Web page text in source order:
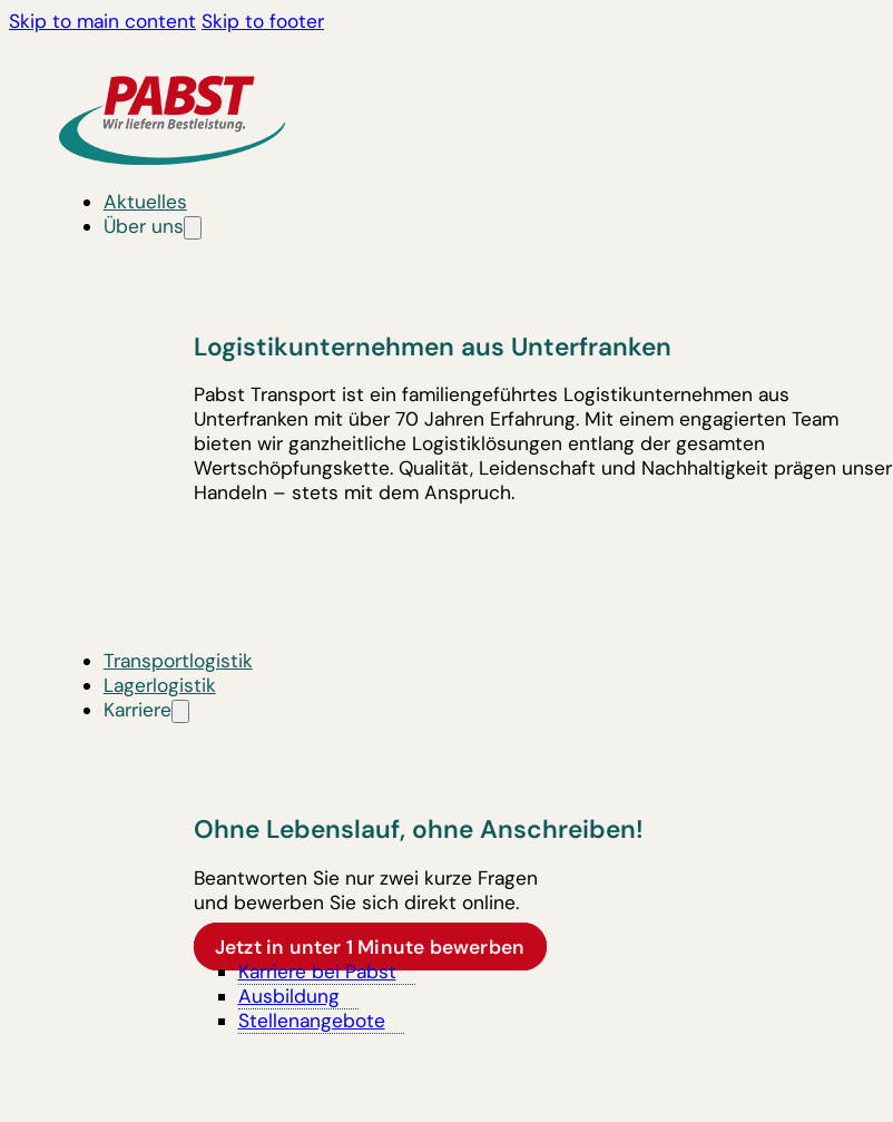
Skip to main content Skip to footer
Aktuelles
Über uns
Logistikunternehmen aus Unterfranken
Pabst Transport ist ein familiengeführtes Logistikunternehmen aus
Unterfranken mit über 70 Jahren Erfahrung. Mit einem engagierten Team
bieten wir ganzheitliche Logistiklösungen entlang der gesamten
Wertschöpfungskette. Qualität, Leidenschaft und Nachhaltigkeit prägen unser
Handeln – stets mit dem Anspruch.
Transportlogistik
Lagerlogistik
Karriere
Ohne Lebenslauf, ohne Anschreiben!
Beantworten Sie nur zwei kurze Fragen
und bewerben Sie sich direkt online.
Jetzt in unter 1 Minute bewerben
Karriere bei Pabst
Ausbildung
Stellenangebote